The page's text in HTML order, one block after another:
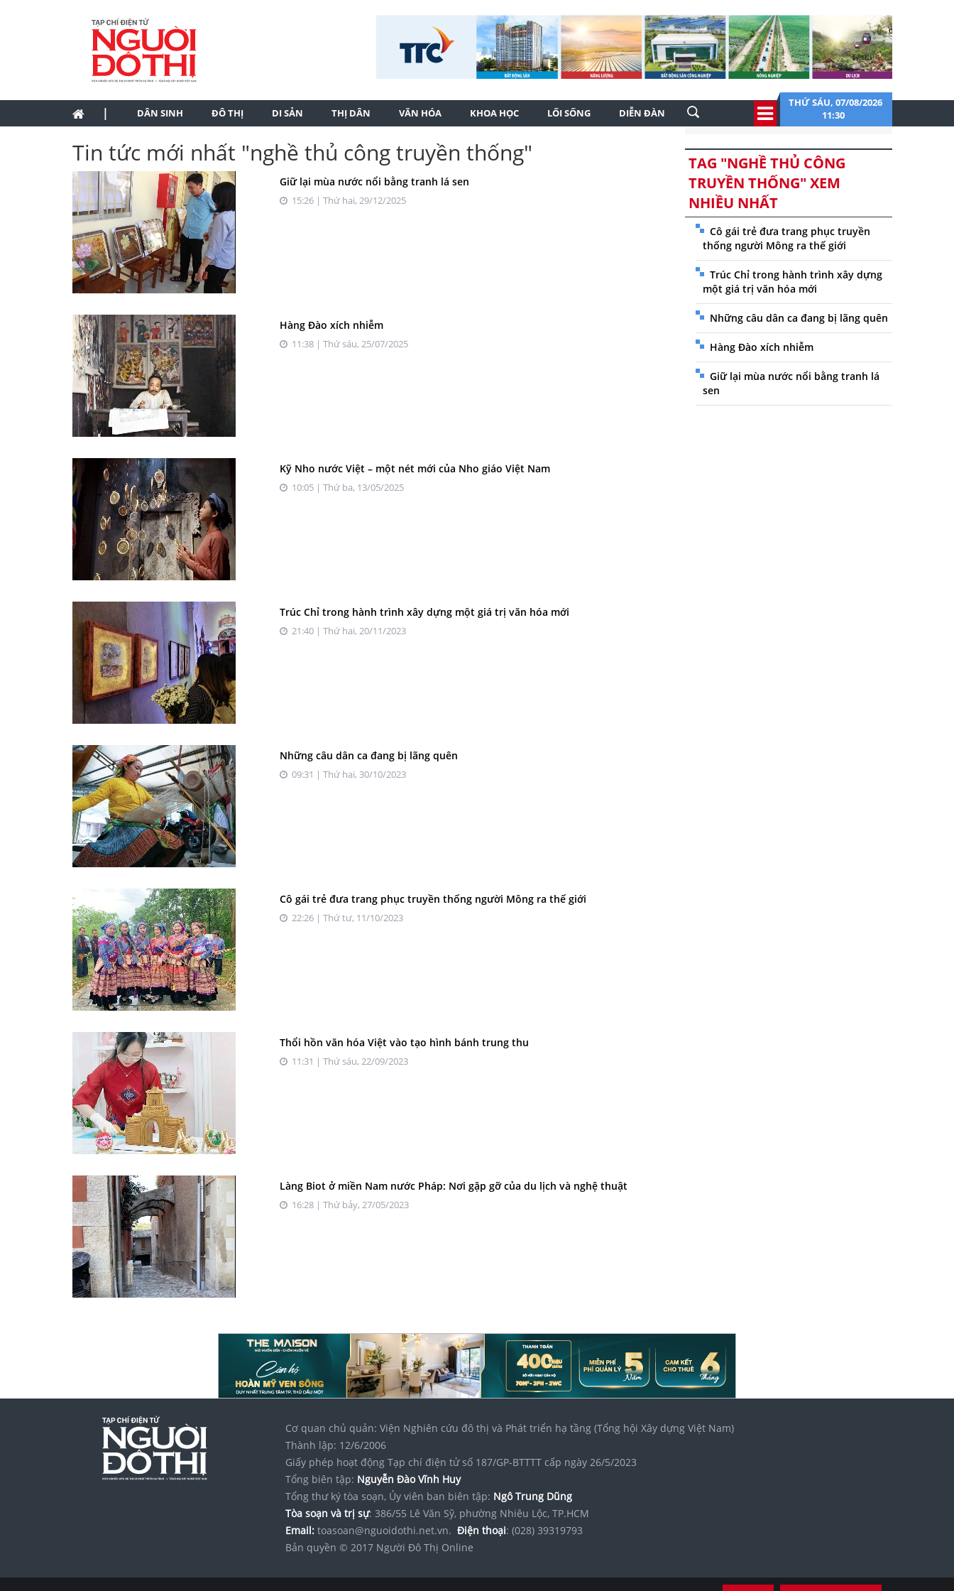
| DÂN SINH ĐÔ THỊ DI SẢN THỊ DÂN VĂN HÓA KHOA HỌC LỐI SỐNG DIỄN ĐÀN
THỨ SÁU, 07/08/2026
11:30
Tin tức mới nhất "nghề thủ công truyền thống"
Giữ lại mùa nước nổi bằng tranh lá sen
15:26 | Thứ hai, 29/12/2025
Hàng Đào xích nhiễm
11:38 | Thứ sáu, 25/07/2025
Kỹ Nho nước Việt – một nét mới của Nho giáo Việt Nam
10:05 | Thứ ba, 13/05/2025
Trúc Chỉ trong hành trình xây dựng một giá trị văn hóa mới
21:40 | Thứ hai, 20/11/2023
Những câu dân ca đang bị lãng quên
09:31 | Thứ hai, 30/10/2023
Cô gái trẻ đưa trang phục truyền thống người Mông ra thế giới
22:26 | Thứ tư, 11/10/2023
Thổi hồn văn hóa Việt vào tạo hình bánh trung thu
11:31 | Thứ sáu, 22/09/2023
Làng Biot ở miền Nam nước Pháp: Nơi gặp gỡ của du lịch và nghệ thuật
16:28 | Thứ bảy, 27/05/2023
TAG "NGHỀ THỦ CÔNG
TRUYỀN THỐNG" XEM
NHIỀU NHẤT
Cô gái trẻ đưa trang phục truyền
thống người Mông ra thế giới
Trúc Chỉ trong hành trình xây dựng
một giá trị văn hóa mới
Những câu dân ca đang bị lãng quên
Hàng Đào xích nhiễm
Giữ lại mùa nước nổi bằng tranh lá
sen
Cơ quan chủ quản: Viện Nghiên cứu đô thị và Phát triển hạ tầng (Tổng hội Xây dựng Việt Nam)
Thành lập: 12/6/2006
Giấy phép hoạt động Tạp chí điện tử số 187/GP-BTTTT cấp ngày 26/5/2023
Tổng biên tập: Nguyễn Đào Vĩnh Huy
Tổng thư ký tòa soạn, Ủy viên ban biên tập: Ngô Trung Dũng
Tòa soạn và trị sự: 386/55 Lê Văn Sỹ, phường Nhiêu Lộc, TP.HCM
Email: toasoan@nguoidothi.net.vn. Điện thoại: (028) 39319793
Bản quyền © 2017 Người Đô Thị Online